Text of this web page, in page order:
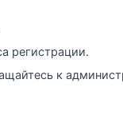
регистрации.
к